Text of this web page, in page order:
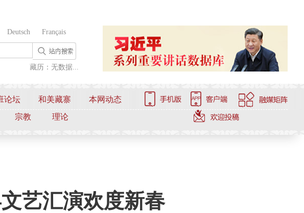
Deutsch Français
藏历：无数据...
论坛 和美藏寨
本网动态
宗教 理论
艺汇演欢度新春